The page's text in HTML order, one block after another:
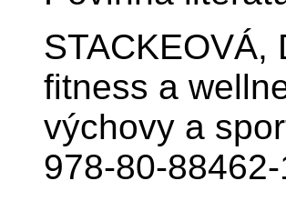
fitness a
výchovy a
978-80-